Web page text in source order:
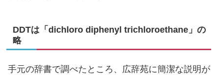
DDTは「dichloro diphenyl trichloroethane」の
略
手元の辞書で調べたところ、広辞苑に簡潔な説明が